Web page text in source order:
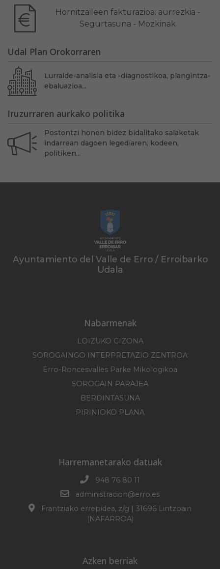
Hornitzaileen fakturazioa: aurrezkia -
Segurtasuna - Mozkinak
Udal Plan Orokorraren
Lurralde-analisia eta -diagnostikoa, plangintza-
ebaluazioa...
Iruzurraren aurkako politika
Postontzi honen bidez bidalitako salaketak
indarrean dagoen legediaren, kodeen,
politiken...
Ayuntamiento del Valle de Erro / Erroibarko
Udala
Nabarmenak
LOIZUKO GIZONA
SOROGAINGO INTERPRETAZIO ZENTROA
Erro-Roncesvalles Parke Mikologikoa
SOROGAIN PARAJEA
BERDINTASUNA
PIRINIOKO PLANA
Harremanetarako datuak
948 76 80 11
administracion@erro.es
Frantziako errepidea, z/g | 31696 Lintzoain
(NAFARROA)
Azken berriak